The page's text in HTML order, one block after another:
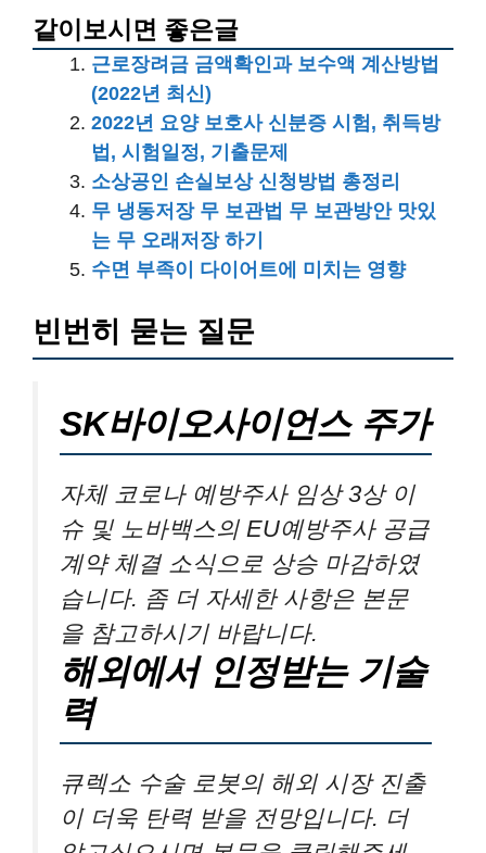
같이보시면 좋은글
근로장려금 금액확인과 보수액 계산방법
(2022년 최신)
2022년 요양 보호사 신분증 시험, 취득방
법, 시험일정, 기출문제
소상공인 손실보상 신청방법 총정리
무 냉동저장 무 보관법 무 보관방안 맛있
는 무 오래저장 하기
수면 부족이 다이어트에 미치는 영향
빈번히 묻는 질문
SK바이오사이언스 주가
자체 코로나 예방주사 임상 3상 이
슈 및 노바백스의 EU예방주사 공급
계약 체결 소식으로 상승 마감하였
습니다. 좀 더 자세한 사항은 본문
을 참고하시기 바랍니다.
해외에서 인정받는 기술
력
큐렉소 수술 로봇의 해외 시장 진출
이 더욱 탄력 받을 전망입니다. 더